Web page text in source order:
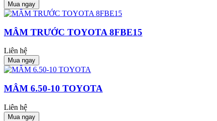
Mua ngay
MÂM TRƯỚC TOYOTA 8FBE15
Liên hệ
Mua ngay
MÂM 6.50-10 TOYOTA
Liên hệ
Mua ngay